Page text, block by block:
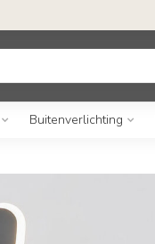
Buitenverlichting